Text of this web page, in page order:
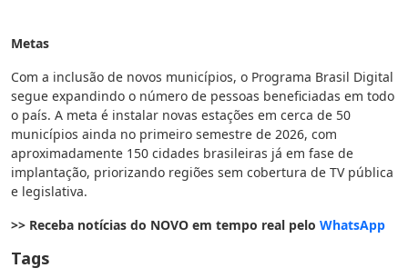
Metas
Com a inclusão de novos municípios, o Programa Brasil Digital
segue expandindo o número de pessoas beneficiadas em todo
o país. A meta é instalar novas estações em cerca de 50
municípios ainda no primeiro semestre de 2026, com
aproximadamente 150 cidades brasileiras já em fase de
implantação, priorizando regiões sem cobertura de TV pública
e legislativa.
>> Receba notícias do NOVO em tempo real pelo WhatsApp
Tags